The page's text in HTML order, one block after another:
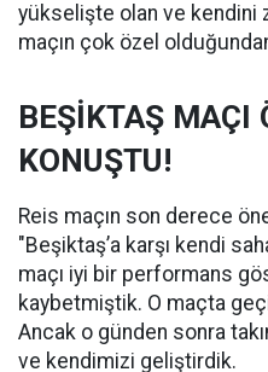
yükselişte olan ve
maçın çok özel
BEŞİKTAŞ MAÇI
KONUŞTU!
Reis maçın son derece
"Beşiktaş’a karşı kendi
maçı iyi bir performans
kaybetmiştik. O maçta
Ancak o günden sonra
ve kendimizi geliştirdik.